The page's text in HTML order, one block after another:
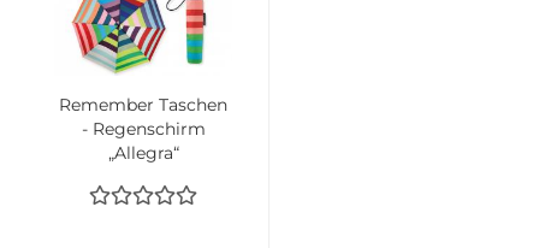
Remember Taschen
- Regenschirm
„Allegra“